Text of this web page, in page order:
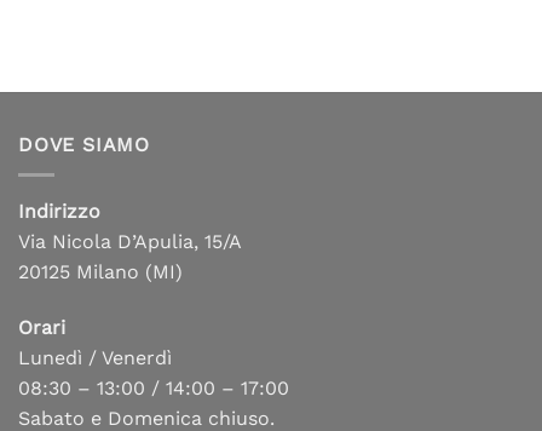
DOVE SIAMO
Indirizzo
Via Nicola D’Apulia, 15/A
20125 Milano (MI)
Orari
Lunedì / Venerdì
08:30 – 13:00 / 14:00 – 17:00
Sabato e Domenica chiuso.